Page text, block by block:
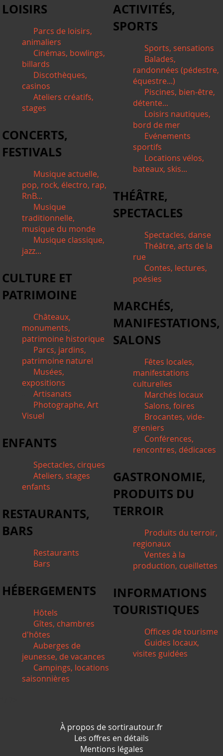
LOISIRS
Parcs de loisirs,
animaliers
Cinémas, bowlings,
billards
Discothèques,
casinos
Ateliers créatifs,
stages
ACTIVITÉS,
SPORTS
Sports, sensations
Balades,
randonnées (pédestre,
équestre...)
Piscines, bien-être,
détente...
Loisirs nautiques,
bord de mer
Evénements
sportifs
Locations vélos,
bateaux, skis...
CONCERTS,
FESTIVALS
Musique actuelle,
pop, rock, électro, rap,
RnB...
Musique
traditionnelle,
musique du monde
Musique classique,
jazz...
THÉÂTRE,
SPECTACLES
Spectacles, danse
Théâtre, arts de la
rue
Contes, lectures,
poésies
CULTURE ET
PATRIMOINE
Châteaux,
monuments,
patrimoine historique
Parcs, jardins,
patrimoine naturel
Musées,
expositions
Artisanats
Photographe, Art
Visuel
MARCHÉS,
MANIFESTATIONS,
SALONS
Fêtes locales,
manifestations
culturelles
Marchés locaux
Salons, foires
Brocantes, vide-
greniers
Conférences,
rencontres, dédicaces
ENFANTS
Spectacles, cirques
Ateliers, stages
enfants
GASTRONOMIE,
PRODUITS DU
TERROIR
Produits du terroir,
regionaux
Ventes à la
production, cueillettes
RESTAURANTS,
BARS
Restaurants
Bars
HÉBERGEMENTS
Hôtels
Gîtes, chambres
d'hôtes
Auberges de
jeunesse, de vacances
Campings, locations
saisonnières
INFORMATIONS
TOURISTIQUES
Offices de tourisme
Guides locaux,
visites guidées
À propos de sortirautour.fr
Les offres en détails
Mentions légales